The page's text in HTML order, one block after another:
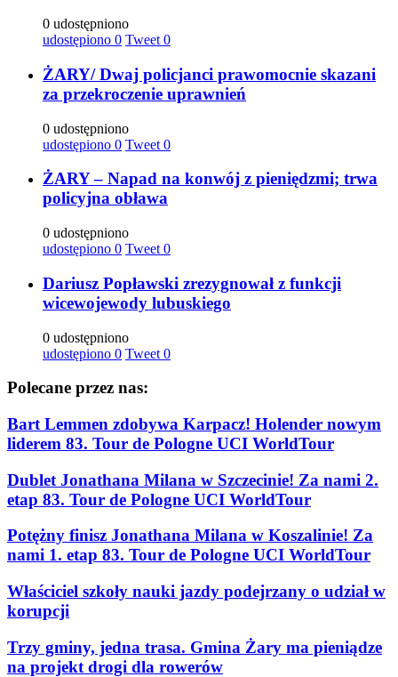
0 udostępniono
udostępiono 0 Tweet 0
ŻARY/ Dwaj policjanci prawomocnie skazani
za przekroczenie uprawnień
0 udostępniono
udostępiono 0 Tweet 0
ŻARY – Napad na konwój z pieniędzmi; trwa
policyjna obława
0 udostępniono
udostępiono 0 Tweet 0
Dariusz Popławski zrezygnował z funkcji
wicewojewody lubuskiego
0 udostępniono
udostępiono 0 Tweet 0
Polecane przez nas:
Bart Lemmen zdobywa Karpacz! Holender nowym
liderem 83. Tour de Pologne UCI WorldTour
Dublet Jonathana Milana w Szczecinie! Za nami 2.
etap 83. Tour de Pologne UCI WorldTour
Potężny finisz Jonathana Milana w Koszalinie! Za
nami 1. etap 83. Tour de Pologne UCI WorldTour
Właściciel szkoły nauki jazdy podejrzany o udział w
korupcji
Trzy gminy, jedna trasa. Gmina Żary ma pieniądze
na projekt drogi dla rowerów